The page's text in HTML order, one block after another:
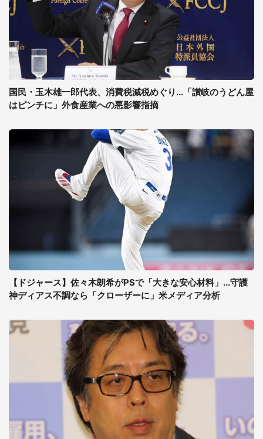
国民・玉木雄一郎代表、消費税減税めぐり...「讃岐のうどん屋
はピンチに」外食産業への悪影響指摘
【ドジャース】佐々木朗希がPSで「大きな安心材料」...守護
神ディアス不調なら「クローザーに」米メディア分析